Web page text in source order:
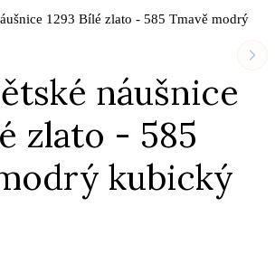
1293 Bílé zlato - 585 Tmavě modrý
náušnice
zlato - 585
kubický